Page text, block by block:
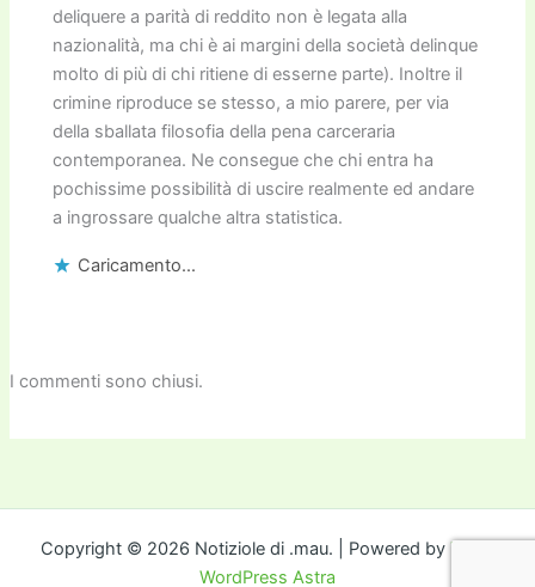
deliquere a parità di reddito non è legata alla
nazionalità, ma chi è ai margini della società delinque
molto di più di chi ritiene di esserne parte). Inoltre il
crimine riproduce se stesso, a mio parere, per via
della sballata filosofia della pena carceraria
contemporanea. Ne consegue che chi entra ha
pochissime possibilità di uscire realmente ed andare
a ingrossare qualche altra statistica.
Caricamento...
I commenti sono chiusi.
Copyright © 2026 Notiziole di .mau. | Powered by Tema
WordPress Astra